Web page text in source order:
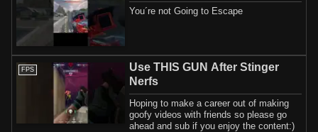
You´re not Going to Escape
FPS
Use THIS GUN After Stinger
Nerfs
Hoping to make a career out of making
goofy videos with friends so please go
ahead and sub if you enjoy the content:)